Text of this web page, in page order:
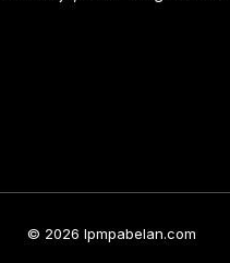
© 2026 lpmpabelan.com